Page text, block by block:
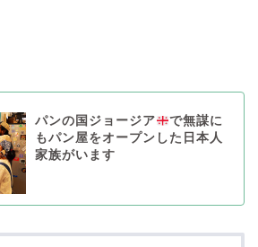
パンの国ジョージア
で無謀に
もパン屋をオープンした日本人
家族がいます